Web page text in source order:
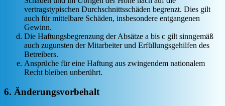
vertragstypischen Durchschnittsschäden begrenzt. Dies gilt
auch für mittelbare Schäden, insbesondere entgangenen
Gewinn.
Die Haftungsbegrenzung der Absätze a bis c gilt sinngemäß
auch zugunsten der Mitarbeiter und Erfüllungsgehilfen des
Betreibers.
Ansprüche für eine Haftung aus zwingendem nationalem
Recht bleiben unberührt.
6. Änderungsvorbehalt